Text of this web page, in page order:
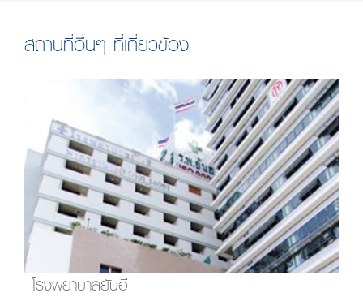
สถานที่อื่นๆ ที่เกี่ยวข้อง
โรงพยาบาลยันฮี